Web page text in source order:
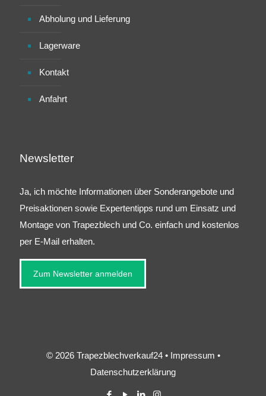
Abholung und Lieferung
Lagerware
Kontakt
Anfahrt
Newsletter
Ja, ich möchte Informationen über Sonderangebote und
Preisaktionen sowie Expertentipps rund um Einsatz und
Montage von Trapezblech und Co. einfach und kostenlos
per E-Mail erhalten.
Zum Newsletter anmelden
© 2026 Trapezblechverkauf24 • Impressum •
Datenschutzerklärung